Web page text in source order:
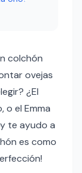
colchón
ovejas
¿El
o el Emma
te ayudo a
es como